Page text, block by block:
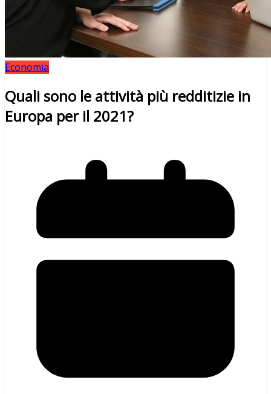
Economia
Quali sono le attività più redditizie in
Europa per il 2021?